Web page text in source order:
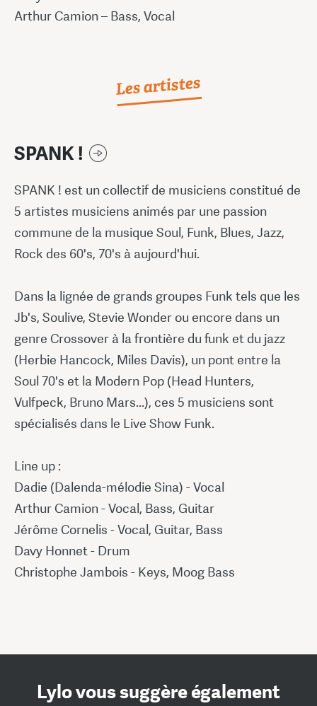
Arthur Camion – Bass, Vocal
Les artistes
SPANK !
SPANK ! est un collectif de musiciens constitué de
5 artistes musiciens animés par une passion
commune de la musique Soul, Funk, Blues, Jazz,
Rock des 60's, 70's à aujourd'hui.
Dans la lignée de grands groupes Funk tels que les
Jb's, Soulive, Stevie Wonder ou encore dans un
genre Crossover à la frontière du funk et du jazz
(Herbie Hancock, Miles Davis), un pont entre la
Soul 70's et la Modern Pop (Head Hunters,
Vulfpeck, Bruno Mars...), ces 5 musiciens sont
spécialisés dans le Live Show Funk.
Line up :
Dadie (Dalenda-mélodie Sina) - Vocal
Arthur Camion - Vocal, Bass, Guitar
Jérôme Cornelis - Vocal, Guitar, Bass
Davy Honnet - Drum
Christophe Jambois - Keys, Moog Bass
Lylo vous suggère également